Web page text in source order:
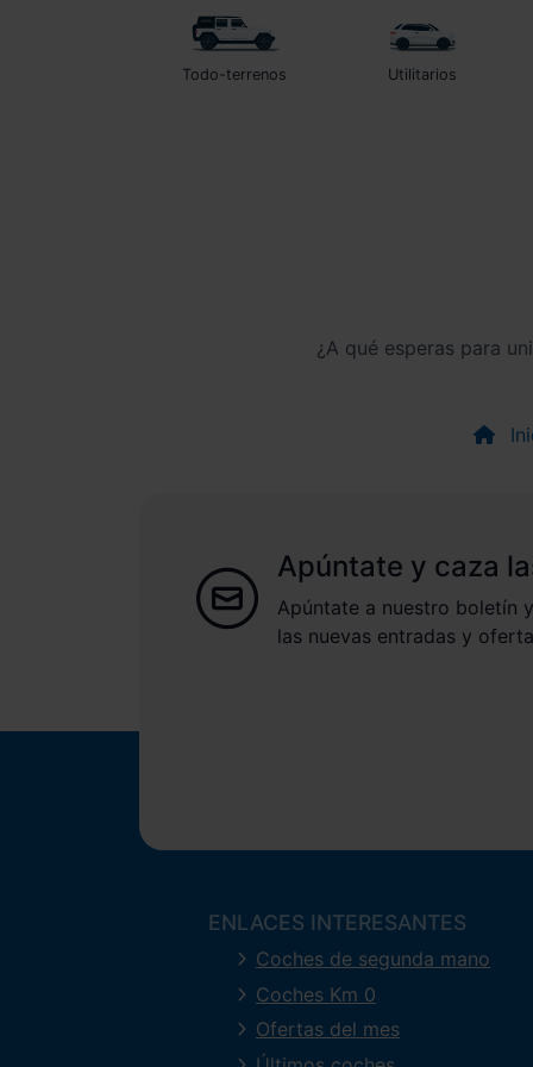
Todo-terrenos Utilitarios
¿A qué esperas para
Apúntate y caza
Apúntate a nuestro boletín
las nuevas entradas y
ENLACES INTERESANTES
Coches de segunda mano
Coches Km 0
Ofertas del mes